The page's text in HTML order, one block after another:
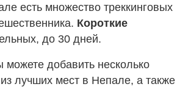
есть множество треккинговых
Короткие
до 30 дней.
добавить несколько
лучших мест в Непале, а также